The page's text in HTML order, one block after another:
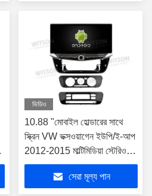
ভিডিও
10.88 "মোবাইল হোল্ডারের সাথে
স্ক্রিন VW ভক্সওয়াগেন ইউপি/ই-আপ
2012-2015 মাল্টিমিডিয়া স্টেরিও
জিপিএস কারপ্লে প্লেয়ারের জন্য
সেরা মূল্য পান